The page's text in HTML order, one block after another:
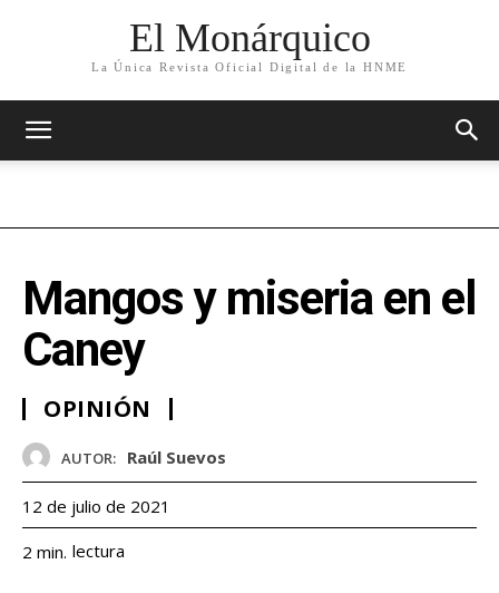
El Monárquico
La Única Revista Oficial Digital de la HNME
Mangos y miseria en el
Caney
OPINIÓN
AUTOR: Raúl Suevos
12 de julio de 2021
2 min. lectura